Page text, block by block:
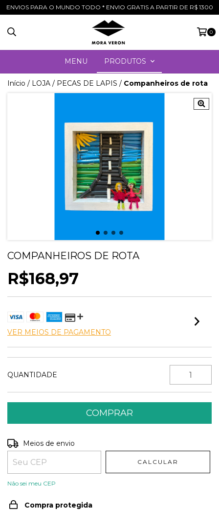
ENVIOS PARA O MUNDO TODO * ENVIO GRATIS A PARTIR DE R$ 1300
0
MENU PRODUTOS
Início / LOJA / PECAS DE LAPIS / Companheiros de rota
COMPANHEIROS DE ROTA
R$168,97
VER MEIOS DE PAGAMENTO
QUANTIDADE
Entregas para o CEP:
Meios de envio
CALCULAR
Não sei meu CEP
Compra protegida